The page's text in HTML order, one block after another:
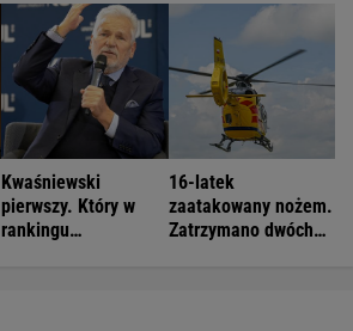
Kwaśniewski
pierwszy. Który w
rankingu
16-latek
zaatakowany nożem.
Zatrzymano dwóch